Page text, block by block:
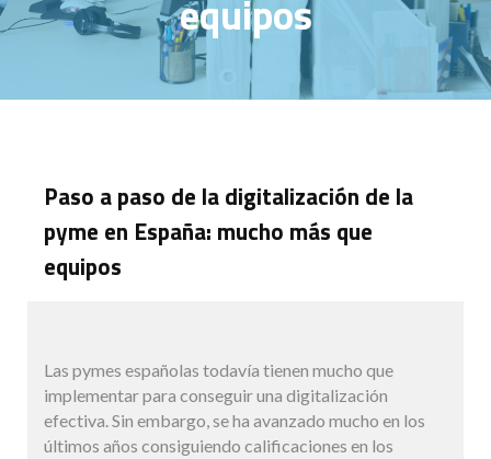
equipos
Paso a paso de la digitalización de la
pyme en España: mucho más que
equipos
Las pymes españolas todavía tienen mucho que
implementar para conseguir una digitalización
efectiva. Sin embargo, se ha avanzado mucho en los
últimos años consiguiendo calificaciones en los